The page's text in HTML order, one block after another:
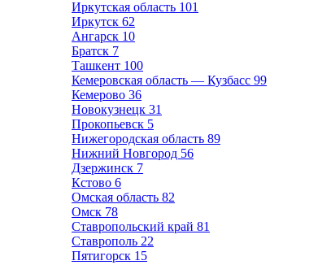
Иркутская область 101
Иркутск 62
Ангарск 10
Братск 7
Ташкент 100
Кемеровская область — Кузбасс 99
Кемерово 36
Новокузнецк 31
Прокопьевск 5
Нижегородская область 89
Нижний Новгород 56
Дзержинск 7
Кстово 6
Омская область 82
Омск 78
Ставропольский край 81
Ставрополь 22
Пятигорск 15